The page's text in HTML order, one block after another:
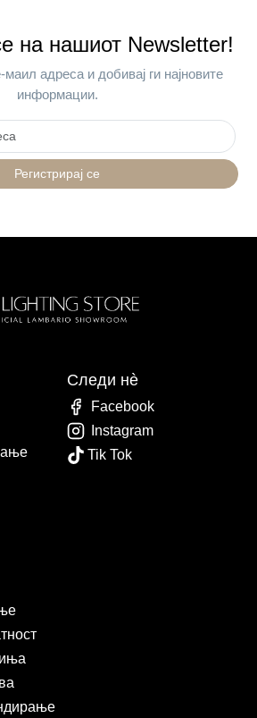
на нашиот Newsletter!
маил адреса и добивај ги најновите
информации.
Регистрирај се
Следи нè
Facebook
Instagram
Tik Tok